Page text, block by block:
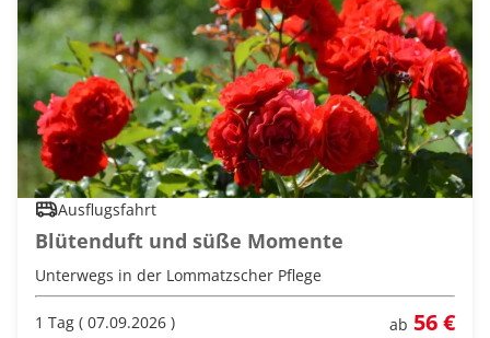
Ausflugsfahrt
Blütenduft und süße Momente
Unterwegs in der Lommatzscher Pflege
1 Tag ( 07.09.2026 ) ab 56 €